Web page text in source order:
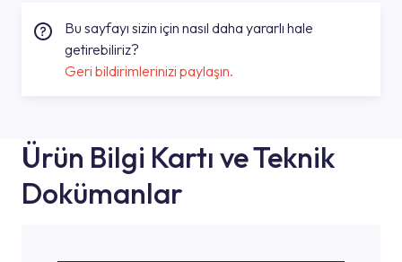
Bu sayfayı sizin için nasıl daha yararlı hale
getirebiliriz?
Geri bildirimlerinizi paylaşın.
Ürün Bilgi Kartı ve Teknik
Dokümanlar